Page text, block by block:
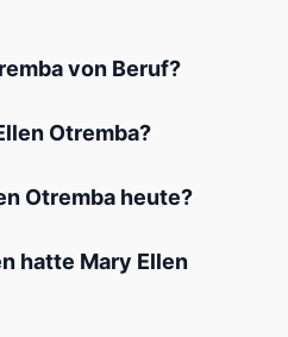
von Beruf?
Otremba?
Otremba heute?
hatte Mary Ellen